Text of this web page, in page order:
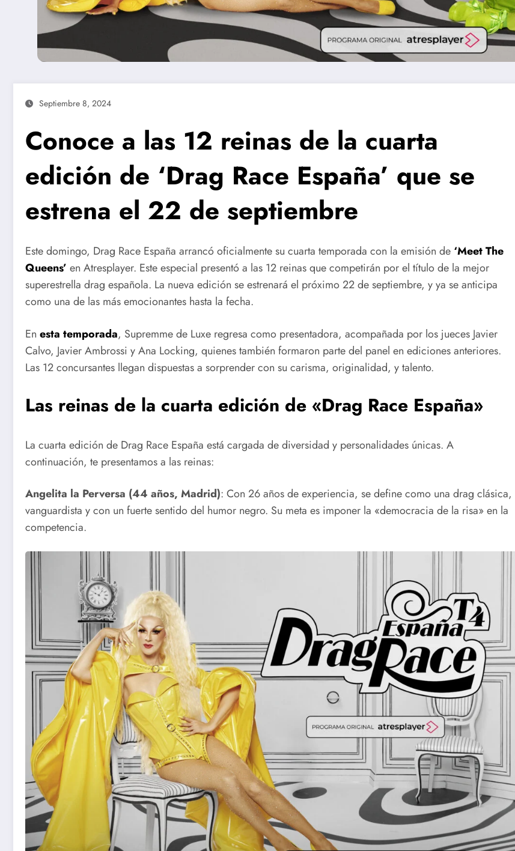
Septiembre 8, 2024
Conoce a las 12 reinas de la cuarta
edición de ‘Drag Race España’ que se
estrena el 22 de septiembre
Este domingo, Drag Race España arrancó oficialmente su cuarta temporada con la emisión de ‘Meet The
Queens’ en Atresplayer. Este especial presentó a las 12 reinas que competirán por el título de la mejor
superestrella drag española. La nueva edición se estrenará el próximo 22 de septiembre, y ya se anticipa
como una de las más emocionantes hasta la fecha.
En esta temporada, Supremme de Luxe regresa como presentadora, acompañada por los jueces Javier
Calvo, Javier Ambrossi y Ana Locking, quienes también formaron parte del panel en ediciones anteriores.
Las 12 concursantes llegan dispuestas a sorprender con su carisma, originalidad, y talento.
Las reinas de la cuarta edición de «Drag Race España»
La cuarta edición de Drag Race España está cargada de diversidad y personalidades únicas. A
continuación, te presentamos a las reinas:
Angelita la Perversa (44 años, Madrid): Con 26 años de experiencia, se define como una drag clásica,
vanguardista y con un fuerte sentido del humor negro. Su meta es imponer la «democracia de la risa» en la
competencia.